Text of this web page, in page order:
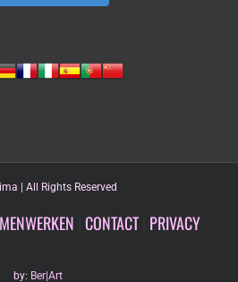
| All Rights Reserved
CONTACT| PRIVACY
by: Ber|Art